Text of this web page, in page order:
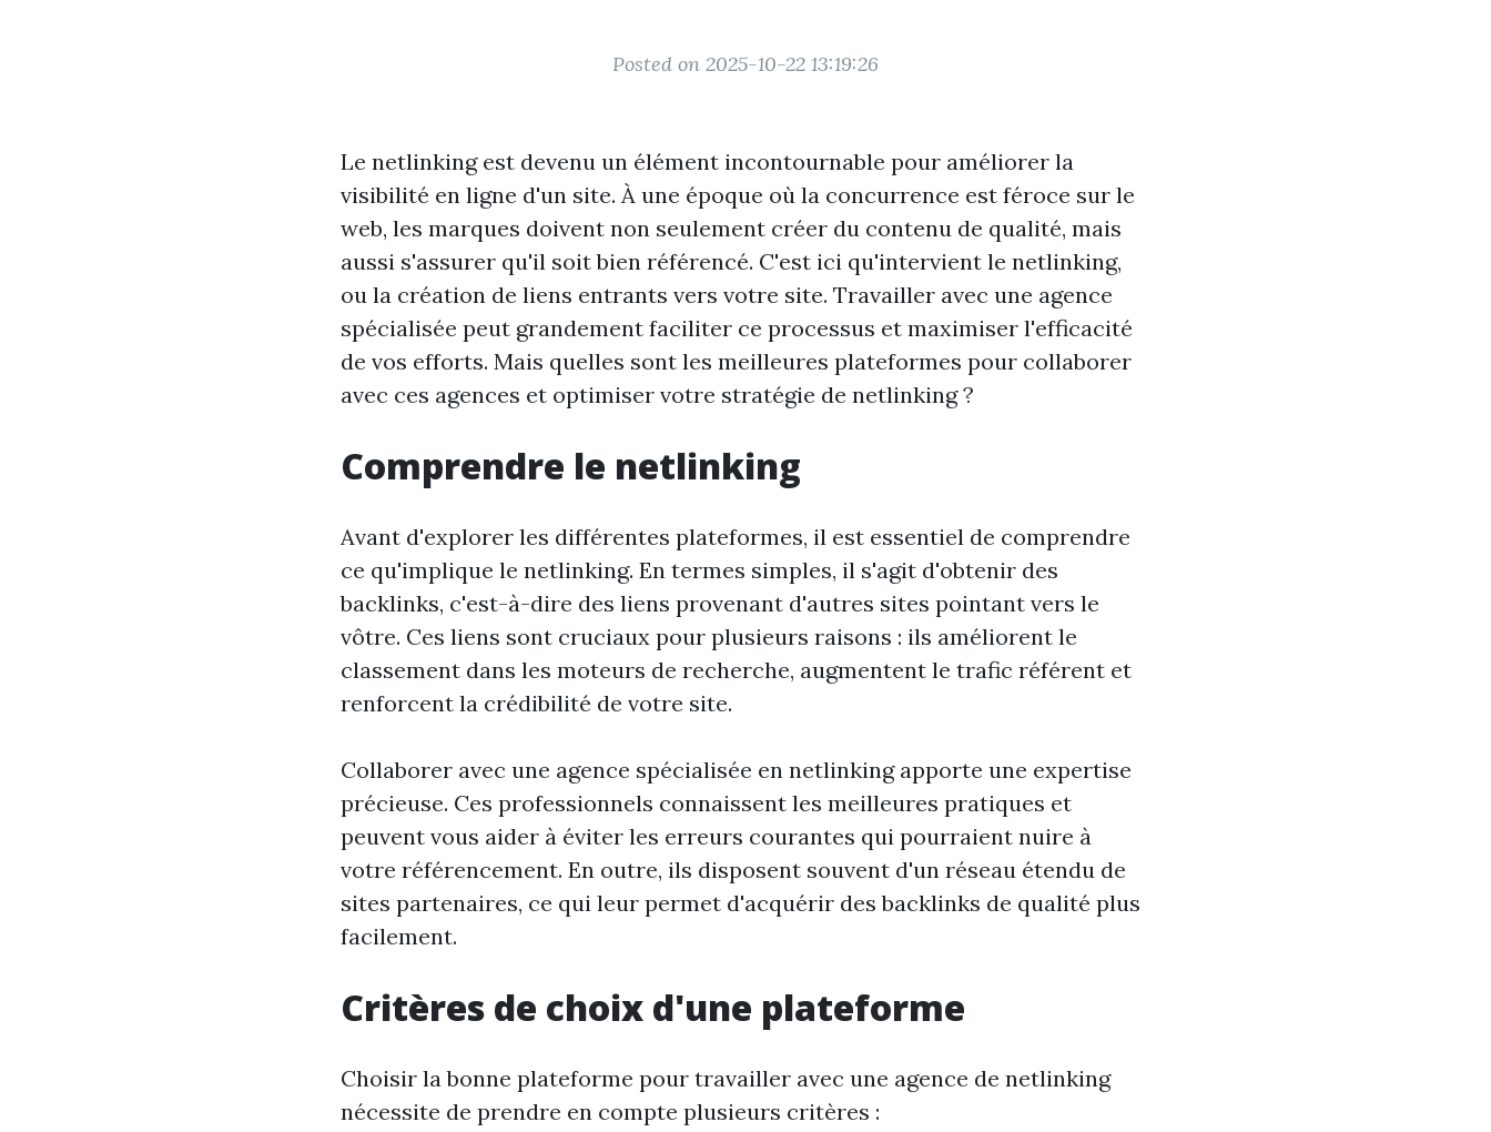
Posted on 2025-10-22 13:19:26
Le netlinking est devenu un élément incontournable pour améliorer la
visibilité en ligne d'un site. À une époque où la concurrence est féroce sur le
web, les marques doivent non seulement créer du contenu de qualité, mais
aussi s'assurer qu'il soit bien référencé. C'est ici qu'intervient le netlinking,
ou la création de liens entrants vers votre site. Travailler avec une agence
spécialisée peut grandement faciliter ce processus et maximiser l'efficacité
de vos efforts. Mais quelles sont les meilleures plateformes pour collaborer
avec ces agences et optimiser votre stratégie de netlinking ?
Comprendre le netlinking
Avant d'explorer les différentes plateformes, il est essentiel de comprendre
ce qu'implique le netlinking. En termes simples, il s'agit d'obtenir des
backlinks, c'est-à-dire des liens provenant d'autres sites pointant vers le
vôtre. Ces liens sont cruciaux pour plusieurs raisons : ils améliorent le
classement dans les moteurs de recherche, augmentent le trafic référent et
renforcent la crédibilité de votre site.
Collaborer avec une agence spécialisée en netlinking apporte une expertise
précieuse. Ces professionnels connaissent les meilleures pratiques et
peuvent vous aider à éviter les erreurs courantes qui pourraient nuire à
votre référencement. En outre, ils disposent souvent d'un réseau étendu de
sites partenaires, ce qui leur permet d'acquérir des backlinks de qualité plus
facilement.
Critères de choix d'une plateforme
Choisir la bonne plateforme pour travailler avec une agence de netlinking
nécessite de prendre en compte plusieurs critères :